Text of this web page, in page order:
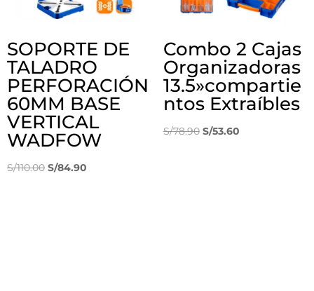
SOPORTE DE
TALADRO
PERFORACIÓN
60MM BASE
VERTICAL
WADFOW
S/110.00 El
S/84.90
Combo 2 Cajas
Organizadoras
13.5»compartie
ntos Extraíbles
S/78.90 El
S/53.60El